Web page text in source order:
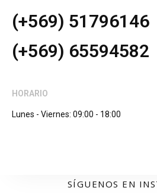
(+569) 51796146
(+569) 65594582
HORARIO
Lunes - Viernes: 09:00 - 18:00
SÍGUENOS EN